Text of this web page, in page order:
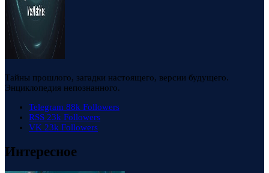
Тайны прошлого, загадки настоящего, версии будущего.
Энциклопедия непознанного.
Telegram 88k Followers
RSS 23k Followers
VK 23k Followers
Интересное